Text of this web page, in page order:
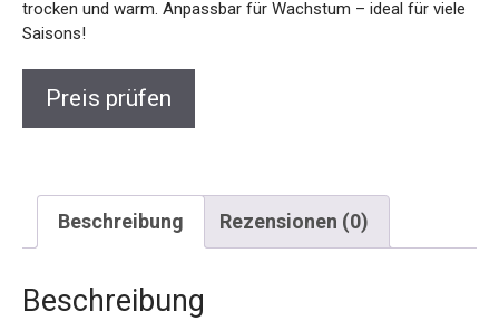
Beschreibung
Dienormani Schneehose Kinder Winterhose